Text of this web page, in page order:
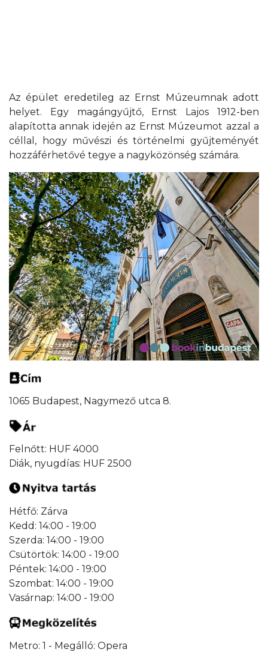
Az épület eredetileg az Ernst Múzeumnak adott
helyet. Egy magángyűjtő, Ernst Lajos 1912-ben
alapította annak idején az Ernst Múzeumot azzal a
céllal, hogy művészi és történelmi gyűjteményét
hozzáférhetővé tegye a nagyközönség számára.
1065 Budapest, Nagymező utca 8.
Felnőtt: HUF 4000
Diák, nyugdías: HUF 2500
Hétfő: Zárva
Kedd: 14:00 - 19:00
Szerda: 14:00 - 19:00
Csütörtök: 14:00 - 19:00
Péntek: 14:00 - 19:00
Szombat: 14:00 - 19:00
Vasárnap: 14:00 - 19:00
Metro: 1 - Megálló: Opera